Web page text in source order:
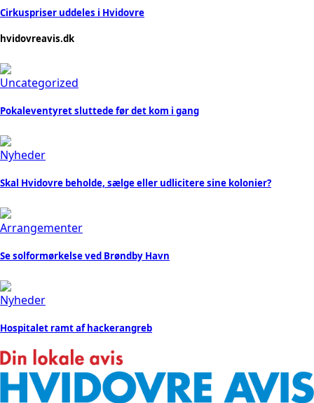
Cirkuspriser uddeles i Hvidovre
hvidovreavis.dk
Uncategorized
Pokaleventyret sluttede før det kom i gang
Nyheder
Skal Hvidovre beholde, sælge eller udlicitere sine kolonier?
Arrangementer
Se solformørkelse ved Brøndby Havn
Nyheder
Hospitalet ramt af hackerangreb